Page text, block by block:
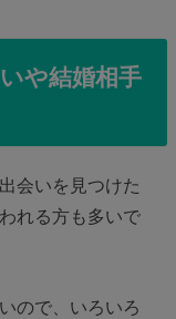
や結婚相手
会いを見つけた
れる方も多いで
ので、いろいろ